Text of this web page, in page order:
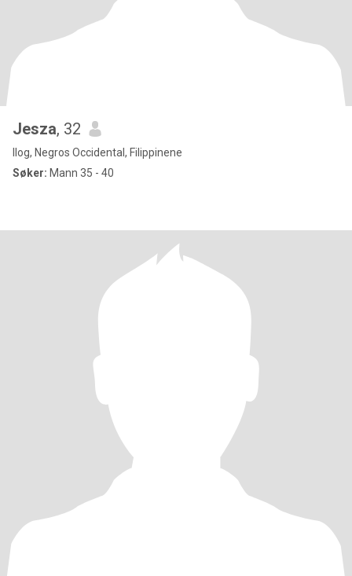
Jesza, 32
Ilog, Negros Occidental, Filippinene
Søker: Mann 35 - 40